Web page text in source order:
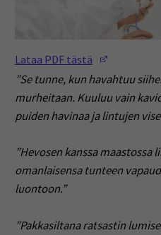
Lataa PDF tästä
”Se tunne, kun havahtuu
murheitaan. Kuuluu vain
puiden havinaa ja lintujen
”Hevosen kanssa maastossa
omanlaisensa tunteen
luontoon.”
”Pakkasiltana ratsastin